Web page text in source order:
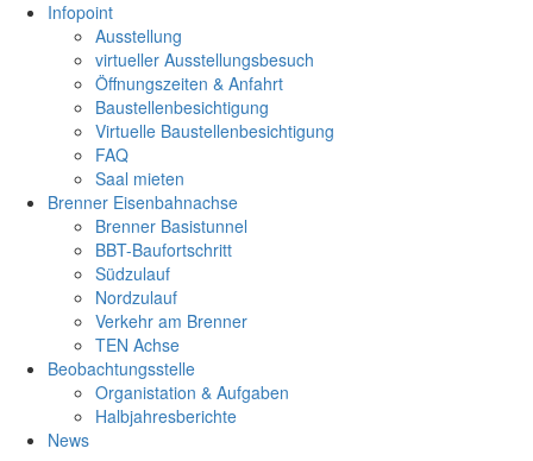
Infopoint
Ausstellung
virtueller Ausstellungsbesuch
Öffnungszeiten & Anfahrt
Baustellenbesichtigung
Virtuelle Baustellenbesichtigung
FAQ
Saal mieten
Brenner Eisenbahnachse
Brenner Basistunnel
BBT-Baufortschritt
Südzulauf
Nordzulauf
Verkehr am Brenner
TEN Achse
Beobachtungsstelle
Organistation & Aufgaben
Halbjahresberichte
News